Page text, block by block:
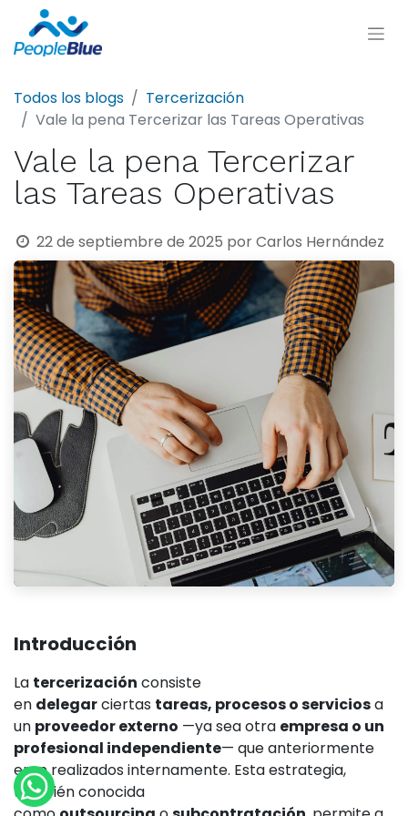
Todos los blogs
Tercerización
Vale la pena Tercerizar las Tareas Operativas
Vale la pena Tercerizar
las Tareas Operativas
22 de septiembre de 2025 porCarlos Hernández
Introducción
La tercerización consiste
en delegarciertas tareas, procesos o serviciosa
un proveedor externo —ya sea otra empresa o un
profesional independiente— que anteriormente
eran realizados internamente. Esta estrategia,
también conocida